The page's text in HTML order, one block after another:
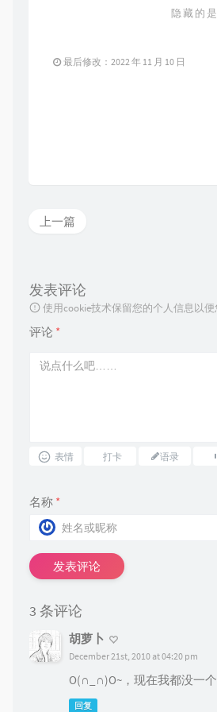
隐藏的
最后修改：2022 年 11 月 10 日
上一篇
发表评论
使用cookie技术保留您的个人信息以
评论 *
表情 打卡 语录
名称 *
发表评论
3 条评论
胡萝卜
December 21st, 2010 at 04:20 pm
O(∩_∩)O~，现在我都没一
回复